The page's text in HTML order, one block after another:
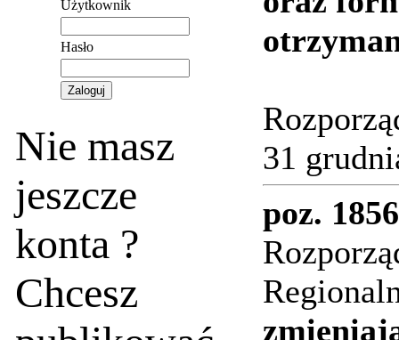
Użytkownik
Hasło
Nie masz
jeszcze
konta ?
Chcesz
31
poz. 1856